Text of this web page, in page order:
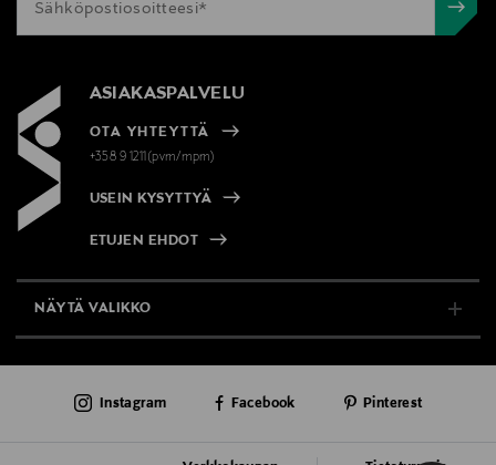
ASIAKASPALVELU
OTA YHTEYTTÄ
+358 9 1211(pvm/mpm)
USEIN KYSYTTYÄ
ETUJEN EHDOT
NÄYTÄ VALIKKO
AJANKOHTAISTA
Instagram Facebook Pinterest